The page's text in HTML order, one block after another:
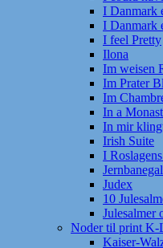
I Danmark
I Danmark
I feel Pretty
Ilona
Im weisen
Im Prater
Im
In a
In mir
Irish Suite
I
Judex
10
Julesalmer
Noder til print K-
Kaiser-